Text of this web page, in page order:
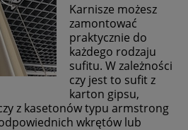
Karnisze możesz
zamontować
praktycznie do
każdego rodzaju
sufitu. W zależności
czy jest to sufit z
karton gipsu,
z kasetonów typu armstrong
wkrętów lub